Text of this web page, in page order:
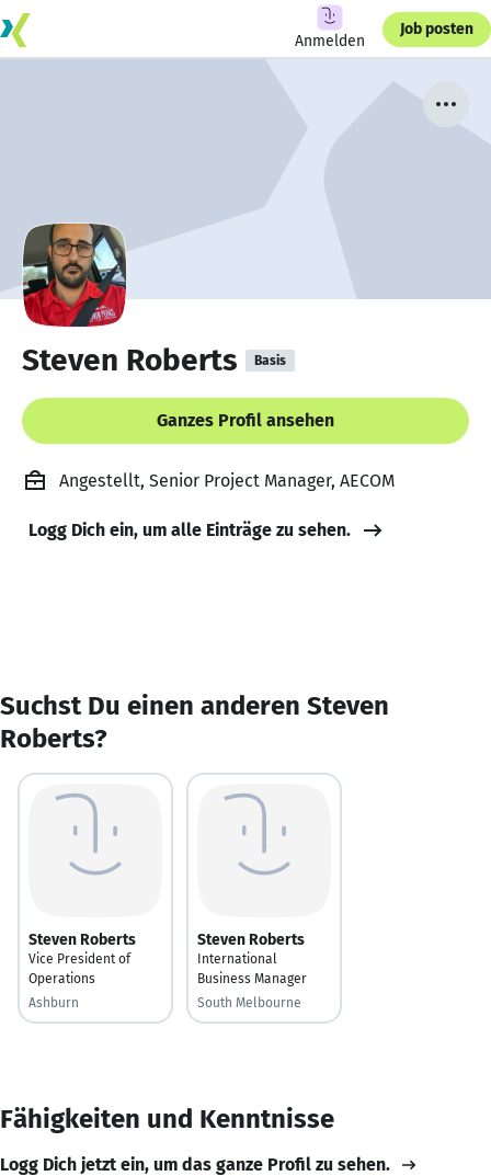
Anmelden
Job posten
Steven Roberts Basis
Ganzes Profil ansehen
Angestellt, Senior Project Manager, AECOM
Logg Dich ein, um alle Einträge zu sehen.
Suchst Du einen anderen Steven
Roberts?
Steven Roberts
Vice President of
Operations
Ashburn
Steven Roberts
International
Business Manager
South Melbourne
Fähigkeiten und Kenntnisse
Logg Dich jetzt ein, um das ganze Profil zu sehen.